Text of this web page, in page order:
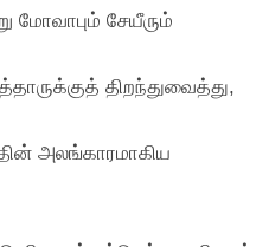
சேயீரும்
திறந்துவைத்து,
அலங்காரமாகிய